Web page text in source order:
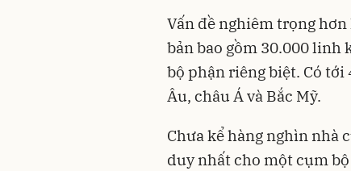
Vấn đề nghiêm trọng
bản bao gồm 30.000 linh
bộ phận riêng biệt. Có
Âu, châu Á và Bắc Mỹ.
Chưa kể hàng nghìn nhà
duy nhất cho một cụm